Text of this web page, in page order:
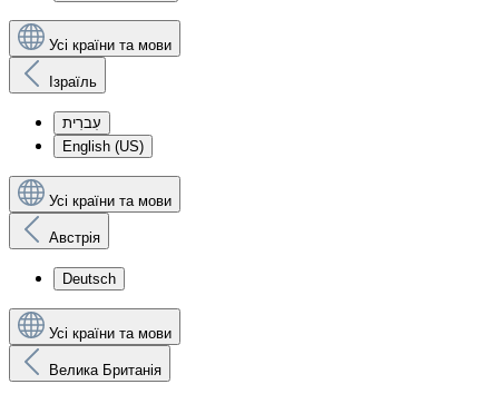
Усі країни та мови
Ізраїль
עִברִית
English (US)
Усі країни та мови
Австрія
Deutsch
Усі країни та мови
Велика Британія